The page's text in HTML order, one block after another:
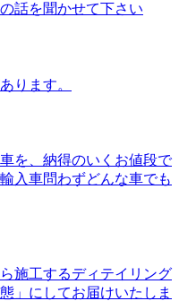
話を聞かせて下さい
ります。
を、納得のいくお値段で
入車問わずどんな車でも
施工するディテイリング
」にしてお届けいたしま